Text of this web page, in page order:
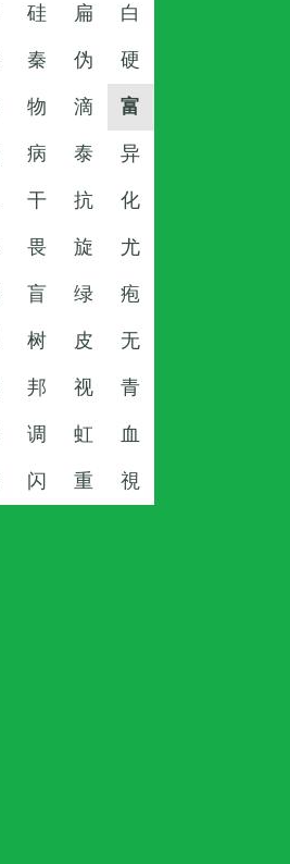
硅 扁
白
秦 伪
硬
物 滴
富
病 泰
异
干 抗
化
畏 旋
尤
盲 绿
疱
树 皮
无
邦 视
青
调 虹
血
闪 重
視